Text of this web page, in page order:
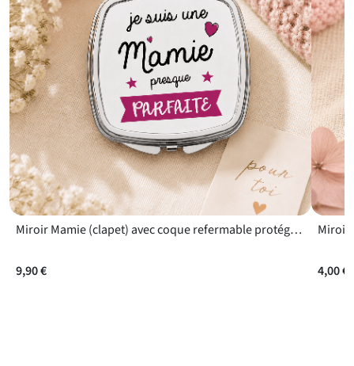
Miroir Mamie (clapet) avec coque refermable protégeant la glace
9,90 €
Miroir
4,00 €